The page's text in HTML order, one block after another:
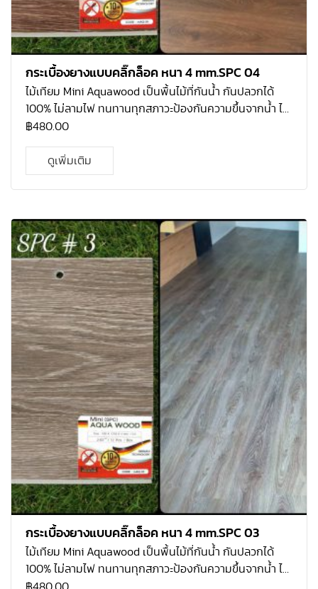
กระเบื้องยางแบบคลิ๊กล็อค หนา 4 mm.SPC 04
ไม้เทียม Mini Aquawood เป็นพื้นไม้ที่กันน้ำ กันปลวกได้
100% ไม่ลามไฟ ทนทานทุกสภาวะป้องกันความขึ้นจากน้ำ ได้
100% ทั้งป้องกันความร้อนจากแสงไฟและแสง UV จากดวง
ป้องกันการลื่นล้ม ใช้ปูภายใน ติดตั้งแบบไม้ลามิเนต รับ
ประกัน 10 ปี ดูแลรักษาง่าย เหมาะสำหรับติดตั้งในคอนโด
คุณสมบัติเหนือกว่าพื้นไม้ลามิเนต 2. สีสันรูปแบบเหมือนไม้
จริง แต่คงทนกว่า 3. ไม่ลื่นง่าย 4. ผิวหน้าแข็งแกร่ง ทนต่อ
แรงเสียดสี และแรงกดกระแทก 5. ทำความสะอาดได้ง่าย และ
เป็นมิตรกับสิ่งแวดล้อม 6. กันปลวก มอด และแมลงได้ 100%
7. ระบบคลิ้กล็อก ติดตั้งง่าย ไม่ต้องใช้กาว ความหนา 4 mm.
กว้าง 180 mm. ยาว 1218 mm. / 0.3 mm 1 กล่อง ปูได้
2.63088 ตรม. / 1 กล่อง บรรจุ 12 แผ่น
฿480.00
ดูเพิ่มเติม
กระเบื้องยางแบบคลิ๊กล็อค หนา 4 mm.SPC 03
ไม้เทียม Mini Aquawood เป็นพื้นไม้ที่กันน้ำ กันปลวกได้
100% ไม่ลามไฟ ทนทานทุกสภาวะป้องกันความขึ้นจากน้ำ ได้
100% ทั้งป้องกันความร้อนจากแสงไฟและแสง UV จากดวง